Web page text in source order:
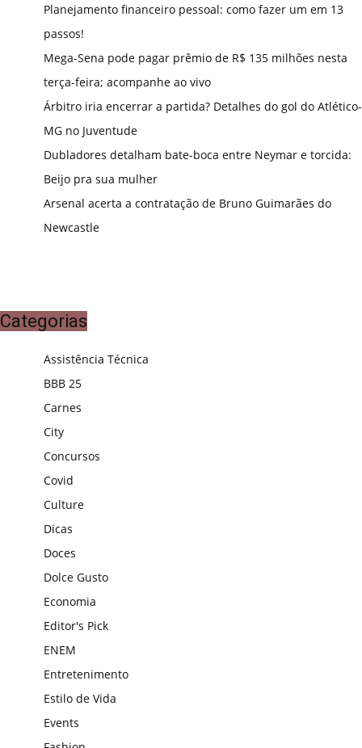
Planejamento financeiro pessoal: como fazer um em 13
passos!
Mega-Sena pode pagar prêmio de R$ 135 milhões nesta
terça-feira; acompanhe ao vivo
Árbitro iria encerrar a partida? Detalhes do gol do Atlético-
MG no Juventude
Dubladores detalham bate-boca entre Neymar e torcida:
Beijo pra sua mulher
Arsenal acerta a contratação de Bruno Guimarães do
Newcastle
Categorias
Assistência Técnica
BBB 25
Carnes
City
Concursos
Covid
Culture
Dicas
Doces
Dolce Gusto
Economia
Editor's Pick
ENEM
Entretenimento
Estilo de Vida
Events